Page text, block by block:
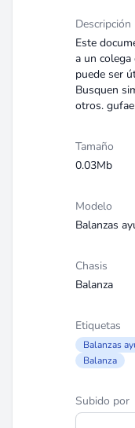
Descripción
Este
a un colega
puede ser
Busquen
otros.
Tamaño
0.03Mb
Modelo
Balanzas
Chasis
Balanza
Etiquetas
Balanzas
Balanza
Subido por